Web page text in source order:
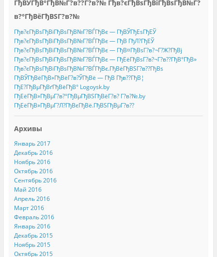
ГђВЎГђВ°ГђВ№Г?в??Г?в?№ Гђв?єГђВѕГђВіГђВѕГђВ№Г?
в?°ГђВёГђВЅГ?в?№
Гђв?єГђВѕГђВіГђВѕГђВ№Г?ВЃГђВє — ГђВЎГђЕѕГђЕЎ
Гђв?єГђВѕГђВіГђВѕГђВ№Г?ВЃГђВє — ГђВ ГђЛ?ГђЕЎ
Гђв?єГђВѕГђВіГђВѕГђВ№Г?ВЃГђВє — ГђВ¤ГђВѕГ?в?¬Г?Ж?ГђВј
Гђв?єГђВѕГђВіГђВѕГђВ№Г?ВЃГђВє — ГђЕёГђВѕГ?в?¬Г?в??ГђВ°ГђВ»
Гђв?єГђВѕГђВіГђВѕГђВ№Г?ВЃГђВє.ГђВёГђВЅГ?в??ГђВѕ
ГђВЎГђВёГђВ»ГђВёГ?в?ЎГђВё — ГђВ Гђв??ГђВ¦
ГђЕ?ГђВµГђВґГђВёГђВ° Logoysk.by
ГђЕёГђВ»ГђВµГ?в?°ГђВµГђВЅГђВёГ?в? Г?в?№.by
ГђЕёГђВ»ГђВµГ?Л?ГђВєГђВё.ГђВЅГђВµГ?в??
Архивы
Январь 2017
Декабрь 2016
Ноябрь 2016
Октябрь 2016
Сентябрь 2016
Май 2016
Апрель 2016
Март 2016
Февраль 2016
Январь 2016
Декабрь 2015
Ноябрь 2015
Октябрь 2015